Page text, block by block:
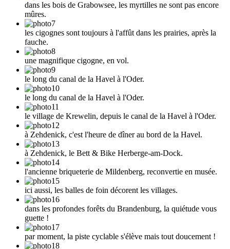
dans les bois de Grabowsee, les myrtilles ne sont pas encore
mûres.
les cigognes sont toujours à l'affût dans les prairies, après la
fauche.
une magnifique cigogne, en vol.
le long du canal de la Havel à l'Oder.
le long du canal de la Havel à l'Oder.
le village de Krewelin, depuis le canal de la Havel à l'Oder.
à Zehdenick, c'est l'heure de dîner au bord de la Havel.
à Zehdenick, le Bett & Bike Herberge-am-Dock.
l'ancienne briqueterie de Mildenberg, reconvertie en musée.
ici aussi, les balles de foin décorent les villages.
dans les profondes forêts du Brandenburg, la quiétude vous
guette !
par moment, la piste cyclable s'élève mais tout doucement !